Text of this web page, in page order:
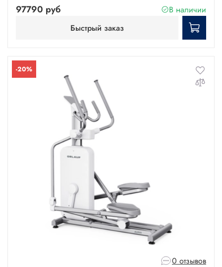
97790 руб
В наличии
Быстрый заказ
-20%
0 отзывов